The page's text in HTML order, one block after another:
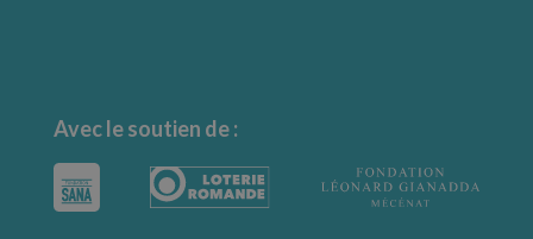
Avec le soutien de :